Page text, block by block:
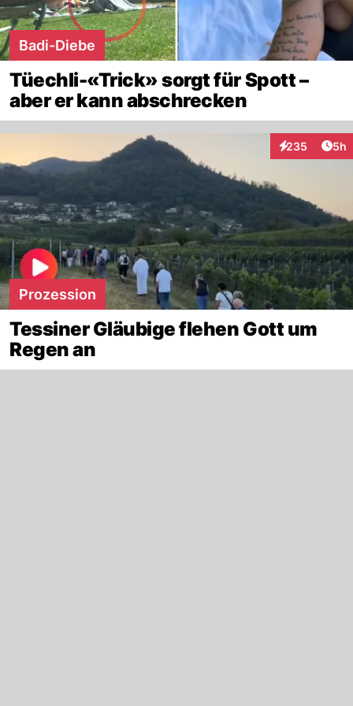
Badi-Diebe
Tüechli-«Trick» sorgt für Spott –
aber er kann abschrecken
235
Interaktionen
5h
Prozession
Tessiner Gläubige flehen Gott um
Regen an